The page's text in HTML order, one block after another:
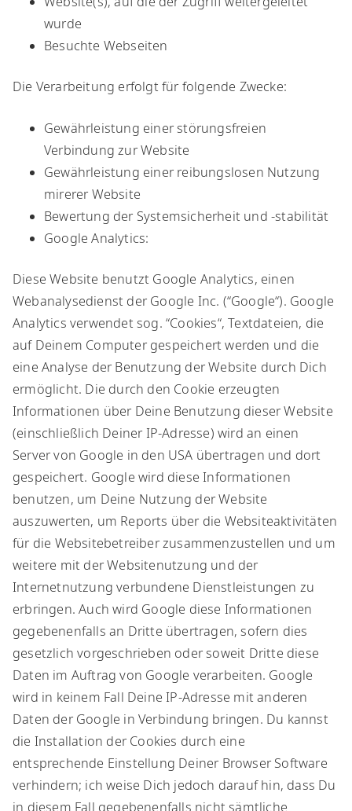
wurde
Besuchte Webseiten
Die Verarbeitung erfolgt für folgende Zwecke:
​Gewährleistung einer störungsfreien
Verbindung zur Website
Gewährleistung einer reibungslosen Nutzung
mirerer Website
Bewertung der Systemsicherheit und -stabilität
Google Analytics:
Diese Website benutzt Google Analytics, einen
Webanalysedienst der Google Inc. (“Google“). Google
Analytics verwendet sog. “Cookies“, Textdateien, die
auf Deinem Computer gespeichert werden und die
eine Analyse der Benutzung der Website durch Dich
ermöglicht. Die durch den Cookie erzeugten
Informationen über Deine Benutzung dieser Website
(einschließlich Deiner IP-Adresse) wird an einen
Server von Google in den USA übertragen und dort
gespeichert. Google wird diese Informationen
benutzen, um Deine Nutzung der Website
auszuwerten, um Reports über die Websiteaktivitäten
für die Websitebetreiber zusammenzustellen und um
weitere mit der Websitenutzung und der
Internetnutzung verbundene Dienstleistungen zu
erbringen. Auch wird Google diese Informationen
gegebenenfalls an Dritte übertragen, sofern dies
gesetzlich vorgeschrieben oder soweit Dritte diese
Daten im Auftrag von Google verarbeiten. Google
wird in keinem Fall Deine IP-Adresse mit anderen
Daten der Google in Verbindung bringen. Du kannst
die Installation der Cookies durch eine
entsprechende Einstellung Deiner Browser Software
verhindern; ich weise Dich jedoch darauf hin, dass Du
in diesem Fall gegebenenfalls nicht sämtliche